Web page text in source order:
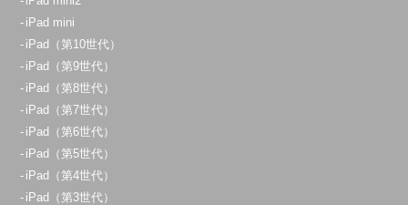
iPad mini
iPad（第10世代）
iPad（第9世代）
iPad（第8世代）
iPad（第7世代）
iPad（第6世代）
iPad（第5世代）
iPad（第4世代）
iPad（第3世代）